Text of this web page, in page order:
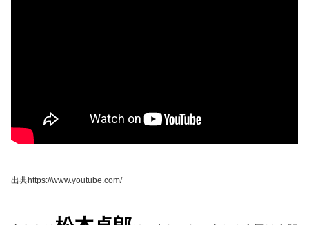
出典https://www.youtube.com/